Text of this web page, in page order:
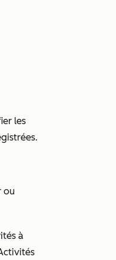
les
ou
à